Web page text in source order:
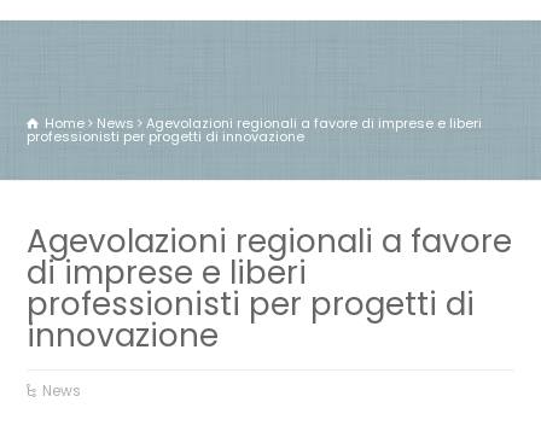
Home News Agevolazioni regionali a favore di imprese e liberi
professionisti per progetti di innovazione
Agevolazioni regionali a favore
di imprese e liberi
professionisti per progetti di
innovazione
News